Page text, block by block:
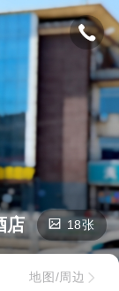
店 18张
地图/周边